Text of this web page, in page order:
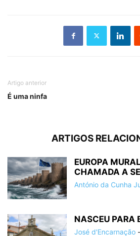
Artigo anterior
É uma ninfa
ARTIGOS
EUROPA
CHAMADA A
António da Cunha
NASCEU PARA
José d'Encarnação -